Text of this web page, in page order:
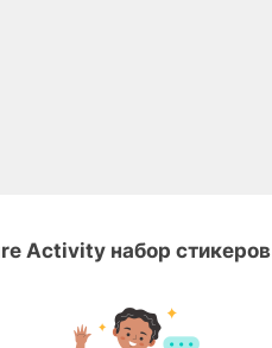
Activity набор стикеров